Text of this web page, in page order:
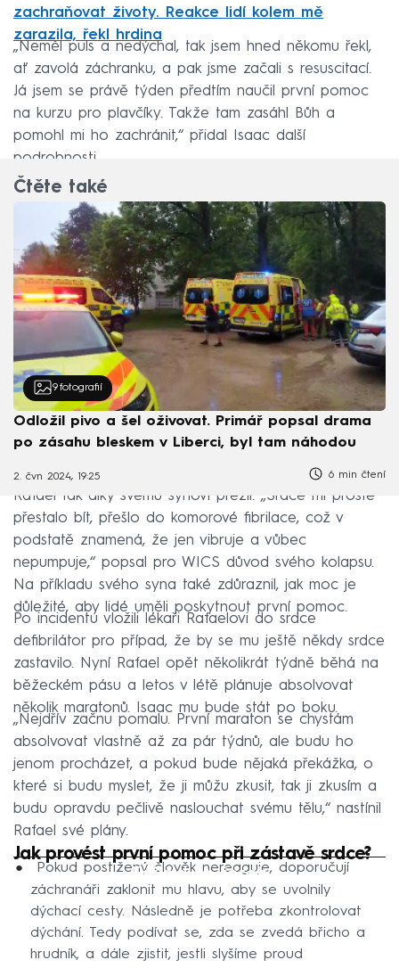
zachraňovat životy. Reakce lidí kolem mě
zarazila, řekl hrdina
„Neměl puls a nedýchal, tak jsem hned někomu řekl,
ať zavolá záchranku, a pak jsme začali s resuscitací.
Já jsem se právě týden předtím naučil první pomoc
na kurzu pro plavčíky. Takže tam zasáhl Bůh a
pomohl mi ho zachránit,“ přidal Isaac další
podrobnosti.
Čtěte také
9 fotografií
Odložil pivo a šel oživovat. Primář popsal drama
po zásahu bleskem v Liberci, byl tam náhodou
2. čvn 2024, 19:25 6 min čtení
Rafael tak díky svému synovi přežil. „Srdce mi prostě
přestalo bít, přešlo do komorové fibrilace, což v
podstatě znamená, že jen vibruje a vůbec
nepumpuje,“ popsal pro WICS důvod svého kolapsu.
Na příkladu svého syna také zdůraznil, jak moc je
důležité, aby lidé uměli poskytnout první pomoc.
Po incidentu vložili lékaři Rafaelovi do srdce
defibrilátor pro případ, že by se mu ještě někdy srdce
zastavilo. Nyní Rafael opět několikrát týdně běhá na
běžeckém pásu a letos v létě plánuje absolvovat
několik maratonů. Isaac mu bude stát po boku.
„Nejdřív začnu pomalu. První maraton se chystám
absolvovat vlastně až za pár týdnů, ale budu ho
jenom procházet, a pokud bude nějaká překážka, o
které si budu myslet, že ji můžu zkusit, tak ji zkusím a
budu opravdu pečlivě naslouchat svému tělu,“ nastínil
Rafael své plány.
Jak provést první pomoc při zástavě srdce?
Failed to fetch
Pokud postižený člověk nereaguje, doporučují
záchranáři zaklonit mu hlavu, aby se uvolnily
dýchací cesty. Následně je potřeba zkontrolovat
dýchání. Tedy podívat se, zda se zvedá břicho a
hrudník, a dále zjistit, jestli slyšíme proud